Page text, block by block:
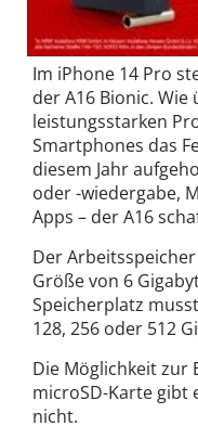
Im iPhone 14 Pro
der A16 Bionic.
leistungsstarken
Smartphones das
diesem Jahr
oder -wiedergabe,
Apps – der A16
Der
Größe von 6
Speicherplatz
128, 256 oder 512
Die Möglichkeit zur
microSD-Karte gibt
nicht.